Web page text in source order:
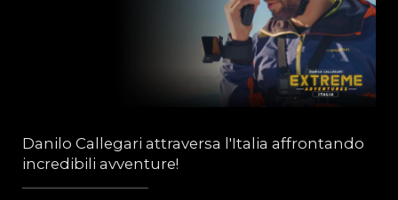
Danilo Callegari attraversa l'Italia affrontando
incredibili avventure!